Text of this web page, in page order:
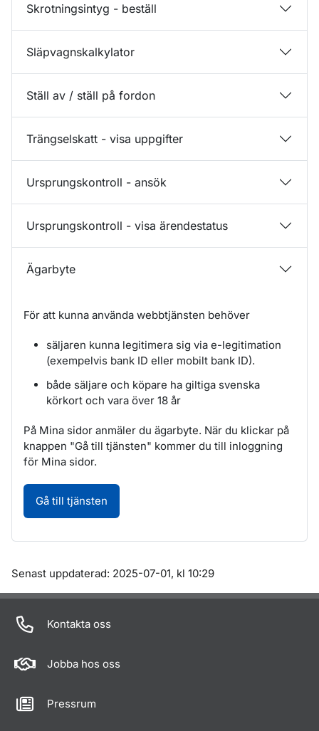
Skrotningsintyg - beställ
Släpvagnskalkylator
Ställ av / ställ på fordon
Trängselskatt - visa uppgifter
Ursprungskontroll - ansök
Ursprungskontroll - visa ärendestatus
Ägarbyte
För att kunna använda webbtjänsten behöver
säljaren kunna legitimera sig via e-legitimation
(exempelvis bank ID eller mobilt bank ID).
både säljare och köpare ha giltiga svenska
körkort och vara över 18 år
På Mina sidor anmäler du ägarbyte. När du klickar på
knappen "Gå till tjänsten" kommer du till inloggning
för Mina sidor.
Gå till tjänsten
Om sidan
Senast uppdaterad: 2025-07-01, kl 10:29
Kontakta oss
Jobba hos oss
Pressrum